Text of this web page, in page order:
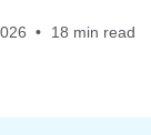
18 min read